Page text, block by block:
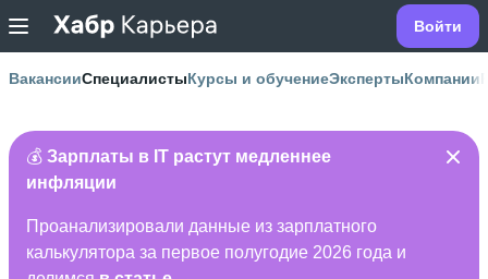
Войти
ВакансииСпециалистыКурсы и обучениеЭкспертыКомпании
💰 Зарплаты в IT растут медленнее
инфляции
Проанализировали данные из зарплатного
калькулятора за первое полугодие 2026 года и